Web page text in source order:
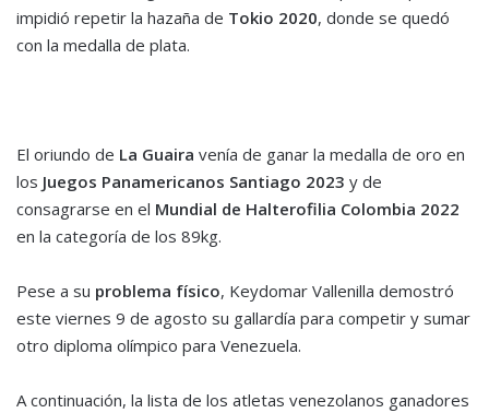
impidió repetir la hazaña de Tokio 2020, donde se quedó
con la medalla de plata.
El oriundo de La Guaira venía de ganar la medalla de oro en
los Juegos Panamericanos Santiago 2023 y de
consagrarse en el Mundial de Halterofilia Colombia 2022
en la categoría de los 89kg.
Pese a su problema físico, Keydomar Vallenilla demostró
este viernes 9 de agosto su gallardía para competir y sumar
otro diploma olímpico para Venezuela.
A continuación, la lista de los atletas venezolanos ganadores